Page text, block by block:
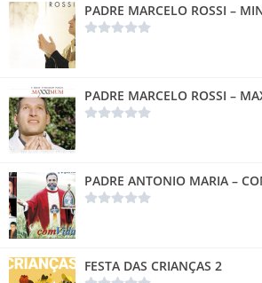
PADRE MARCELO ROSSI –
PADRE MARCELO ROSSI –
PADRE ANTONIO MARIA –
FESTA DAS CRIANÇAS 2